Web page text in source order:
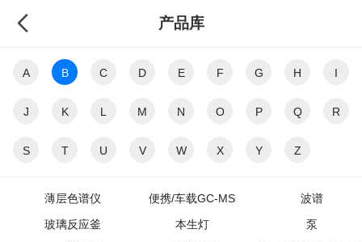
产品库
A B C D E F G H I
J K L M N O P Q R
S T U V W X Y Z
薄层色谱仪 便携/车载GC-MS
波谱
玻璃反应釜
本生灯
泵